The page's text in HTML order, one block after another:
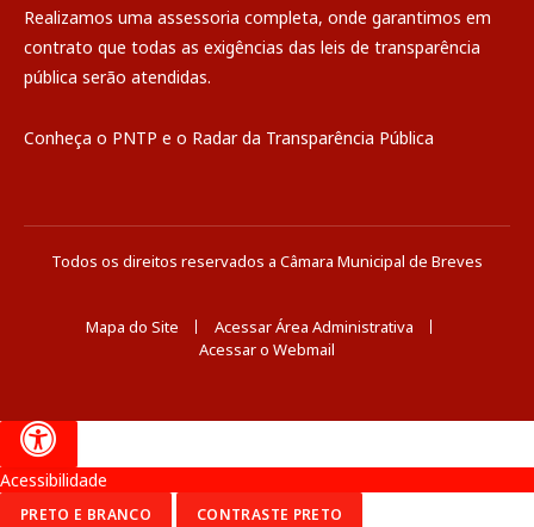
Realizamos uma assessoria completa, onde garantimos em
contrato que todas as exigências das leis de transparência
pública serão atendidas.
Conheça o PNTP e o Radar da Transparência Pública
Todos os direitos reservados a Câmara Municipal de Breves
Mapa do Site
Acessar Área Administrativa
Acessar o Webmail
Acessibilidade
PRETO E BRANCO CONTRASTE PRETO